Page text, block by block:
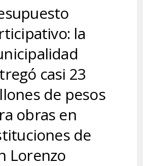
la
casi 23
de pesos
obras en
de
Lorenzo